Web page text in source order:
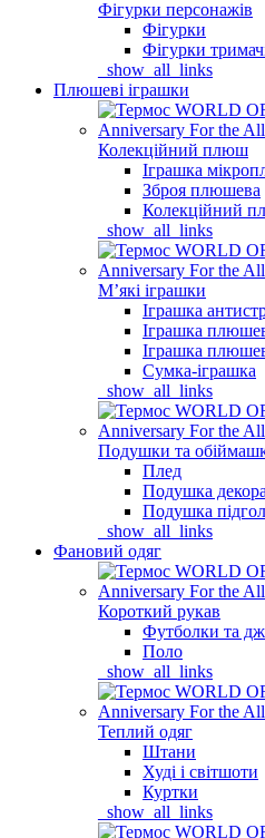
Фігурки персонажів
Фігурки
Фігурки
_show_all_links
Плюшеві іграшки
Колекційний плюш
Іграшка
Зброя плюшева
Колекційний
_show_all_links
Мʼякі іграшки
Іграшка
Іграшка
Іграшка
Сумка-іграшка
_show_all_links
Подушки та
Плед
Подушка
Подушка
_show_all_links
Фановий одяг
Короткий рукав
Футболки та
Поло
_show_all_links
Теплий одяг
Штани
Худі і світшоти
Куртки
_show_all_links